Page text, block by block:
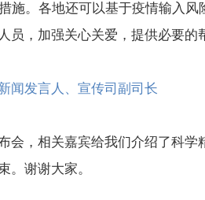
施。各地还可以基于疫情输入
员，加强关心关爱，提供必要
闻发言人、宣传司副司长
会，相关嘉宾给我们介绍了科
。谢谢大家。